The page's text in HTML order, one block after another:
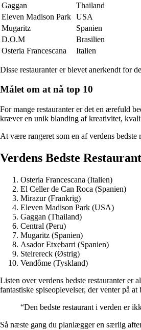
Gaggan
Thailand
Eleven Madison Park USA
Mugaritz
Spanien
D.O.M
Brasilien
Osteria Francescana
Italien
Disse restauranter er blevet anerkendt for
Målet om at nå top 10
For mange restauranter er det en ærefuld
kræver en unik blanding af kreativitet,
At være rangeret som en af verdens
Verdens Bedste
Osteria Francescana (Italien)
El Celler de Can Roca (Spanien)
Mirazur (Frankrig)
Eleven Madison Park (USA)
Gaggan (Thailand)
Central (Peru)
Mugaritz (Spanien)
Asador Etxebarri (Spanien)
Steirereck (Østrig)
Vendôme (Tyskland)
Listen over verdens bedste restauranter er
fantastiske spiseoplevelser, der venter på at
“Den bedste restaurant i verden er
Så næste gang du planlægger en særlig